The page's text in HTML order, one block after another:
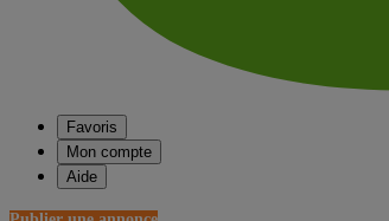
Favoris
Mon compte
Aide